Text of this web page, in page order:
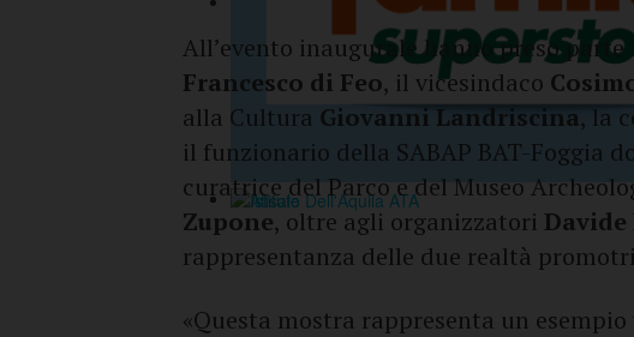
All’evento inaugurale hanno preso
Francesco di Feo, il vicesindaco
alla Cultura Giovanni Landriscina, la
il funzionario della SABAP BAT-Foggia
curatrice del Parco e del Museo
Zupone, oltre agli organizzatori Davide
rappresentanza delle due realtà
«Questa mostra rappresenta un